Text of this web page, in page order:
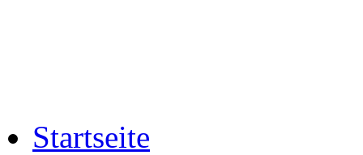
Startseite